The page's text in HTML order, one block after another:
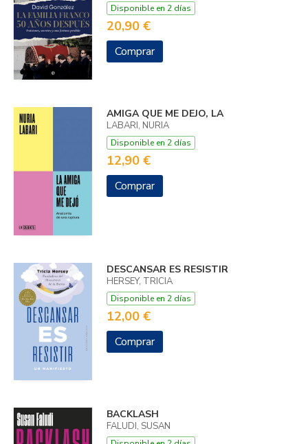
Disponible en 2 días
20,90 €
Comprar
AMIGA QUE ME DEJO, LA
LABARI, NURIA
Disponible en 2 días
12,90 €
Comprar
DESCANSAR ES RESISTIR
HERSEY, TRICIA
Disponible en 2 días
12,00 €
Comprar
BACKLASH
FALUDI, SUSAN